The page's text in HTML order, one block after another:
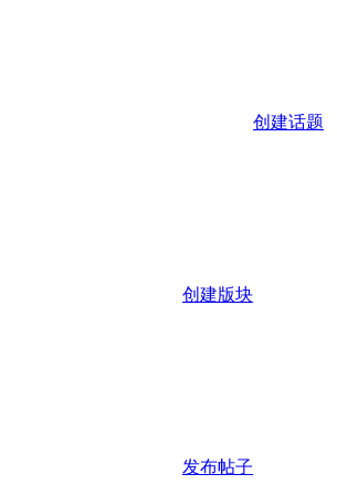
创建话题
创建版块
发布帖子